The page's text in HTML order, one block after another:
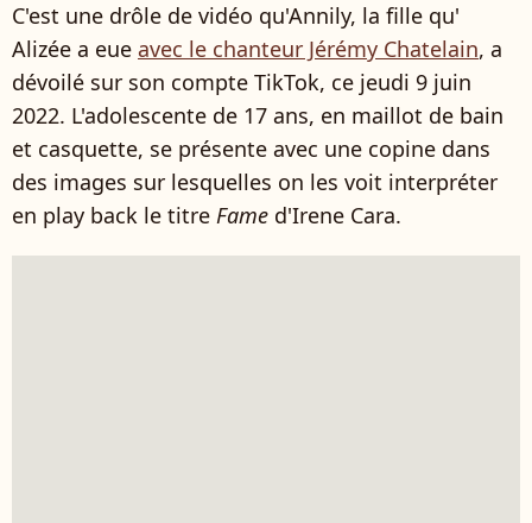
C'est une drôle de vidéo qu'Annily, la fille qu'
Alizée a eue avec le chanteur Jérémy Chatelain, a
dévoilé sur son compte TikTok, ce jeudi 9 juin
2022. L'adolescente de 17 ans, en maillot de bain
et casquette, se présente avec une copine dans
des images sur lesquelles on les voit interpréter
en play back le titre Fame d'Irene Cara.